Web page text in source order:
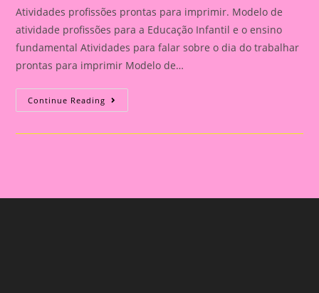
Atividades profissões prontas para imprimir. Modelo de
atividade profissões para a Educação Infantil e o ensino
fundamental Atividades para falar sobre o dia do trabalhar
prontas para imprimir Modelo de…
Continue Reading Atividades
Profissões